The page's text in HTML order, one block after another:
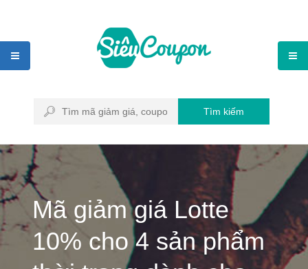
Tìm kiếm
Mã giảm giá Lotte
10% cho 4 sản phẩm